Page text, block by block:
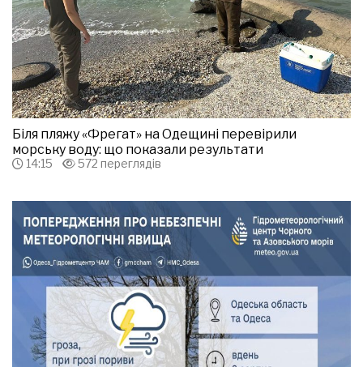
Біля пляжу «Фрегат» на Одещині перевірили
морську воду: що показали результати
14:15 572 переглядів